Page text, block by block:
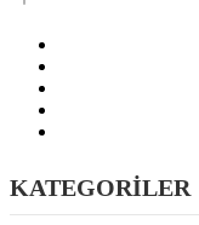
KATEGORİLER